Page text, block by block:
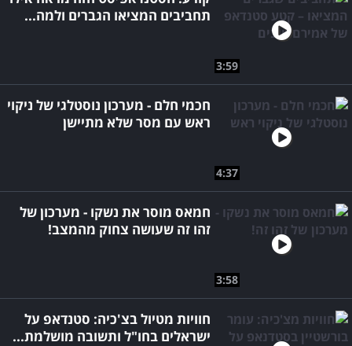
3:59
תחביבים המציאו הגברים ולמה...
4:37
חכמי חלם - מערכון נוסטלגי של ניקוי
ראש עם מסר שלא מתיישן
3:58
חמאס מוסר את נשקו - מערכון של
זהו זה שעושה צחוק מהמצב!
חוויות מטיול בצ'כיה: סטנדאפ על
ישראלים בחו"ל ותשובה מושלמת...